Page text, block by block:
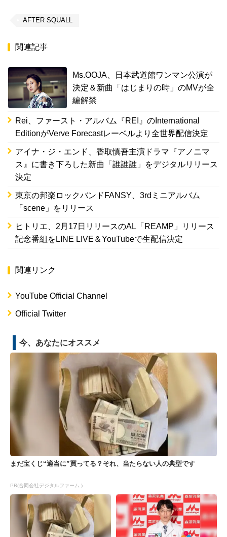
AFTER SQUALL
関連記事
Ms.OOJA、日本武道館ワンマン公演が
決定＆新曲「はじまりの時」のMVが全
編解禁
Rei、ファースト・アルバム『REI』のInternational
EditionがVerve Forecastレーベルより全世界配信決定
アイナ・ジ・エンド、香取慎吾主演ドラマ『アノニマ
ス』に書き下ろした新曲「誰誰誰」をデジタルリリース
決定
東京の邦楽ロックバンドFANSY、3rdミニアルバム
「scene」をリリース
ヒトリエ、2月17日リリースのAL「REAMP」リリース
記念番組をLINE LIVE＆YouTubeで生配信決定
関連リンク
YouTube Official Channel
Official Twitter
今、あなたにオススメ
まだ宝くじ“適当に”買ってる？それ、当たらない人の典型です
PR(合同会社デジタルファーム )